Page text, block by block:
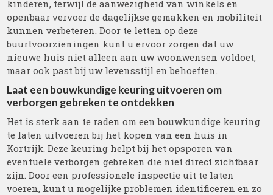
kinderen, terwijl de aanwezigheid van winkels en
openbaar vervoer de dagelijkse gemakken en mobiliteit
kunnen verbeteren. Door te letten op deze
buurtvoorzieningen kunt u ervoor zorgen dat uw
nieuwe huis niet alleen aan uw woonwensen voldoet,
maar ook past bij uw levensstijl en behoeften.
Laat een bouwkundige keuring uitvoeren om
verborgen gebreken te ontdekken
Het is sterk aan te raden om een bouwkundige keuring
te laten uitvoeren bij het kopen van een huis in
Kortrijk. Deze keuring helpt bij het opsporen van
eventuele verborgen gebreken die niet direct zichtbaar
zijn. Door een professionele inspectie uit te laten
voeren, kunt u mogelijke problemen identificeren en zo